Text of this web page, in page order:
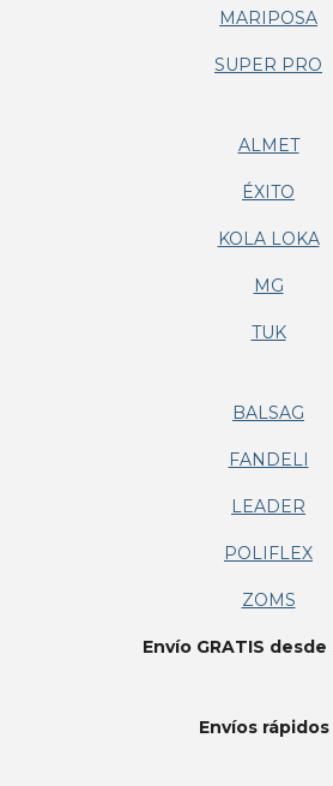
MARIPOSA
SUPER PRO
ALMET
ÉXITO
KOLA LOKA
MG
TUK
BALSAG
FANDELI
LEADER
POLIFLEX
ZOMS
Envío GRATIS
Envíos rápidos